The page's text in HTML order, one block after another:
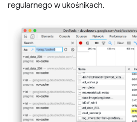
regularnego w ukośnikach.